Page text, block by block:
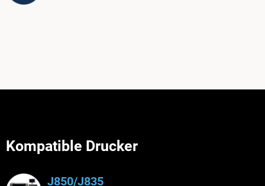
Kompatible Drucker
J850/J835